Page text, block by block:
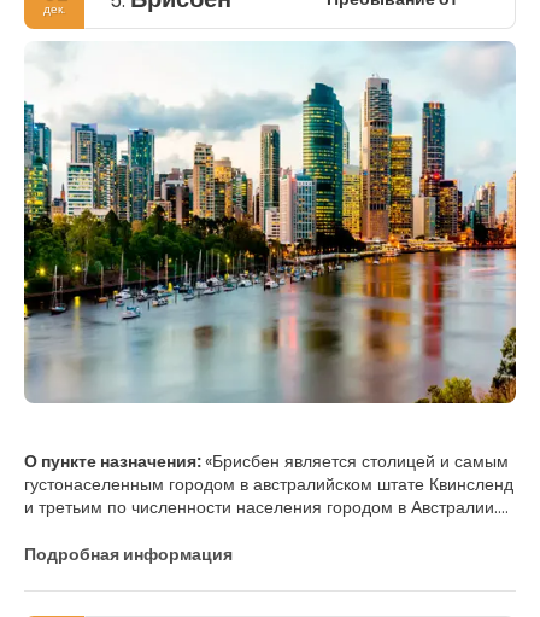
дек.
О пункте назначения:«Брисбен является столицей и самым
густонаселенным городом в австралийском штате Квинсленд
и третьим по численности населения городом в Австралии.
первоначального европейского поселения и расположен
Столичный район простирается во всех направлениях вдоль
Подробная информация